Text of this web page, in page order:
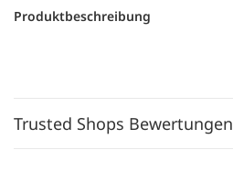
Produktbeschreibung
Trusted Shops Bewertungen